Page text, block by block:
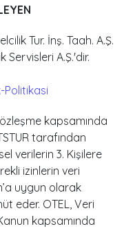
Tur. İnş. Taah. A.Ş.
Servisleri A.Ş.'dir.
kapsamında
tarafından
verilerin 3. Kişilere
izinlerin veri
uygun olarak
eder. OTEL, Veri
kapsamında